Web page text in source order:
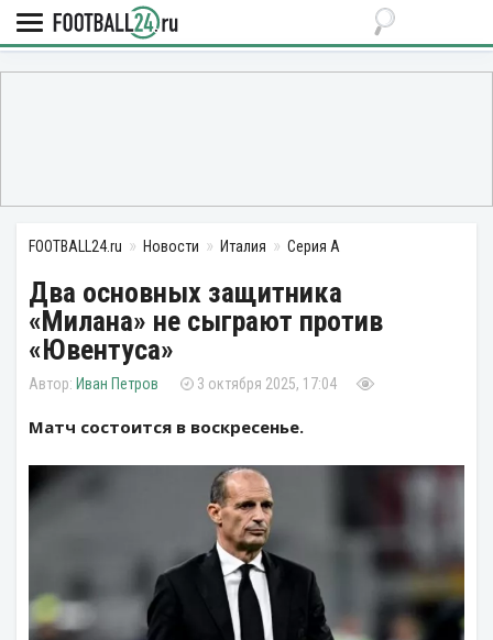
FOOTBALL24.ru Новости Италия Серия А
Два основных защитника
«Милана» не сыграют против
«Ювентуса»
Иван Петров 3 октября 2025, 17:04
Матч состоится в воскресенье.